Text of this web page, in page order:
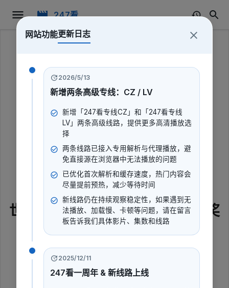
247看
247看
世界中小学生汉语桥总决赛暨颁奖
仪式
暂无评分
普通话 少儿 综艺 晚会
网站功能更新日志
2026/5/13
新增两条高级专线：CZ / LV
新增「247看专线CZ」和「247看专线
LV」两条高级线路，提供更多高清播放选
择
两条线路已接入专用解析与代理播放，避
免直接源在浏览器中无法播放的问题
已优化首次解析和缓存速度，热门内容会
尽量提前预热，减少等待时间
新线路仍在持续观察稳定性，如果遇到无
法播放、加载慢、卡顿等问题，请在留言
板告诉我们具体影片、集数和线路
2025/12/11
247看一周年 & 新线路上线